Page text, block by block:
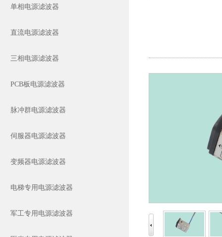
单相电源滤波器
直流电源滤波器
三相电源滤波器
PCB板电源滤波器
脉冲群电源滤波器
伺服器电源滤波器
变频器电源滤波器
电梯专用电源滤波器
军工专用电源滤波器